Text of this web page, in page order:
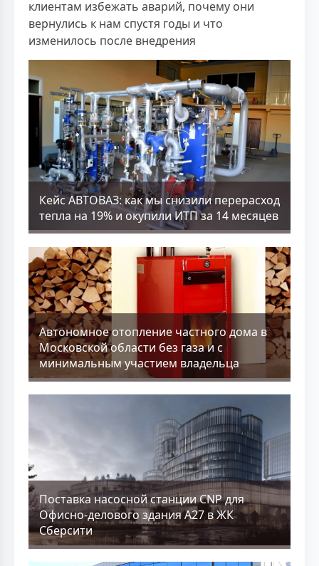
клиентам избежать аварий, почему они
вернулись к нам спустя годы и что
изменилось после внедрения
Кейс АВТОВАЗ: как мы снизили перерасход
тепла на 19% и окупили ИТП за 14 месяцев
Aвтономное отопление частного дома в
Московской области без газа и с
минимальным участием владельца
Поставка насосной станции CNP для
Офисно-делового здания А27 в ЖК
Сберсити